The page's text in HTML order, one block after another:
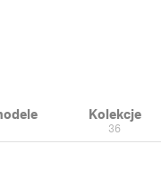
Kolekcje
36